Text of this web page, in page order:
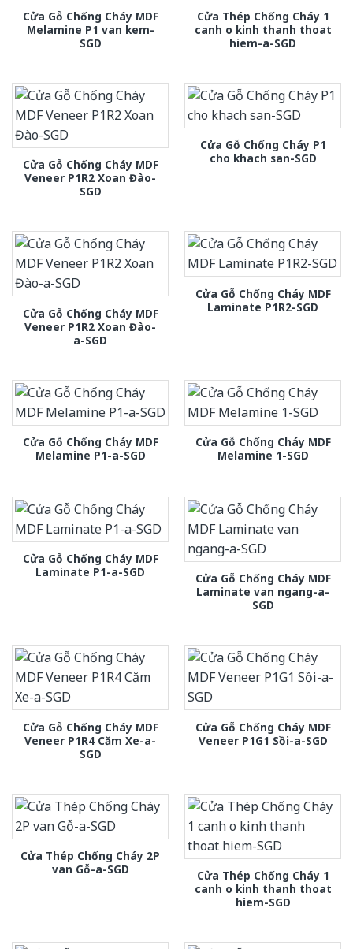
Cửa Gỗ Chống Cháy MDF
Melamine P1 van kem-
SGD
Cửa Thép Chống Cháy 1
canh o kinh thanh thoat
hiem-a-SGD
Cửa Gỗ Chống Cháy MDF
Veneer P1R2 Xoan Đào-
SGD
Cửa Gỗ Chống Cháy P1
cho khach san-SGD
Cửa Gỗ Chống Cháy MDF
Veneer P1R2 Xoan Đào-
a-SGD
Cửa Gỗ Chống Cháy MDF
Laminate P1R2-SGD
Cửa Gỗ Chống Cháy MDF
Melamine P1-a-SGD
Cửa Gỗ Chống Cháy MDF
Melamine 1-SGD
Cửa Gỗ Chống Cháy MDF
Laminate P1-a-SGD
Cửa Gỗ Chống Cháy MDF
Laminate van ngang-a-
SGD
Cửa Gỗ Chống Cháy MDF
Veneer P1R4 Căm Xe-a-
SGD
Cửa Gỗ Chống Cháy MDF
Veneer P1G1 Sồi-a-SGD
Cửa Thép Chống Cháy 2P
van Gỗ-a-SGD
Cửa Thép Chống Cháy 1
canh o kinh thanh thoat
hiem-SGD